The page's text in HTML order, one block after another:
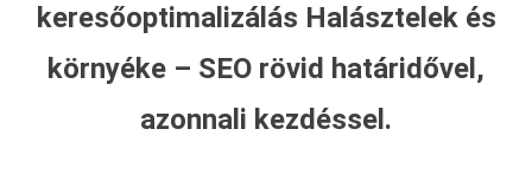
keresőoptimalizálás Halásztelek és
környéke – SEO rövid határidővel,
azonnali kezdéssel.